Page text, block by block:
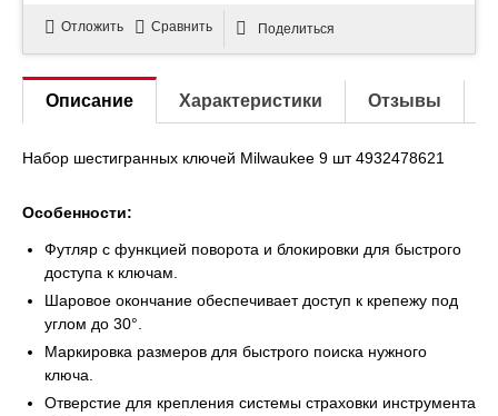
Отложить Сравнить Поделиться
Описание Характеристики Отзывы
Набор шестигранных ключей Milwaukee 9 шт 4932478621
Особенности:
Футляр с функцией поворота и блокировки для быстрого
доступа к ключам.
Шаровое окончание обеспечивает доступ к крепежу под
углом до 30°.
Маркировка размеров для быстрого поиска нужного
ключа.
Отверстие для крепления системы страховки инструмента